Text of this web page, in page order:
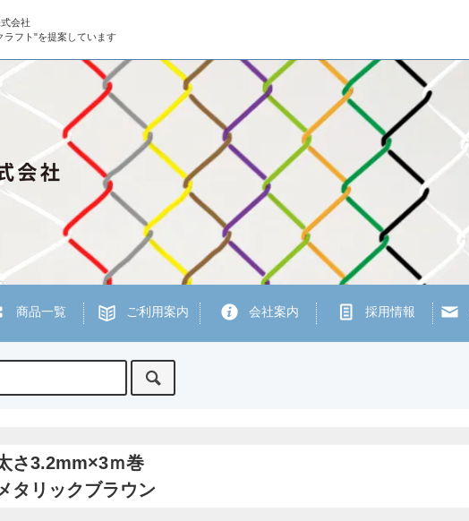
会社
ラフト"を提案しています
商品一覧 ご利用案内 会社案内 採用情報
さ3.2mm×3ｍ巻
タリックブラウン